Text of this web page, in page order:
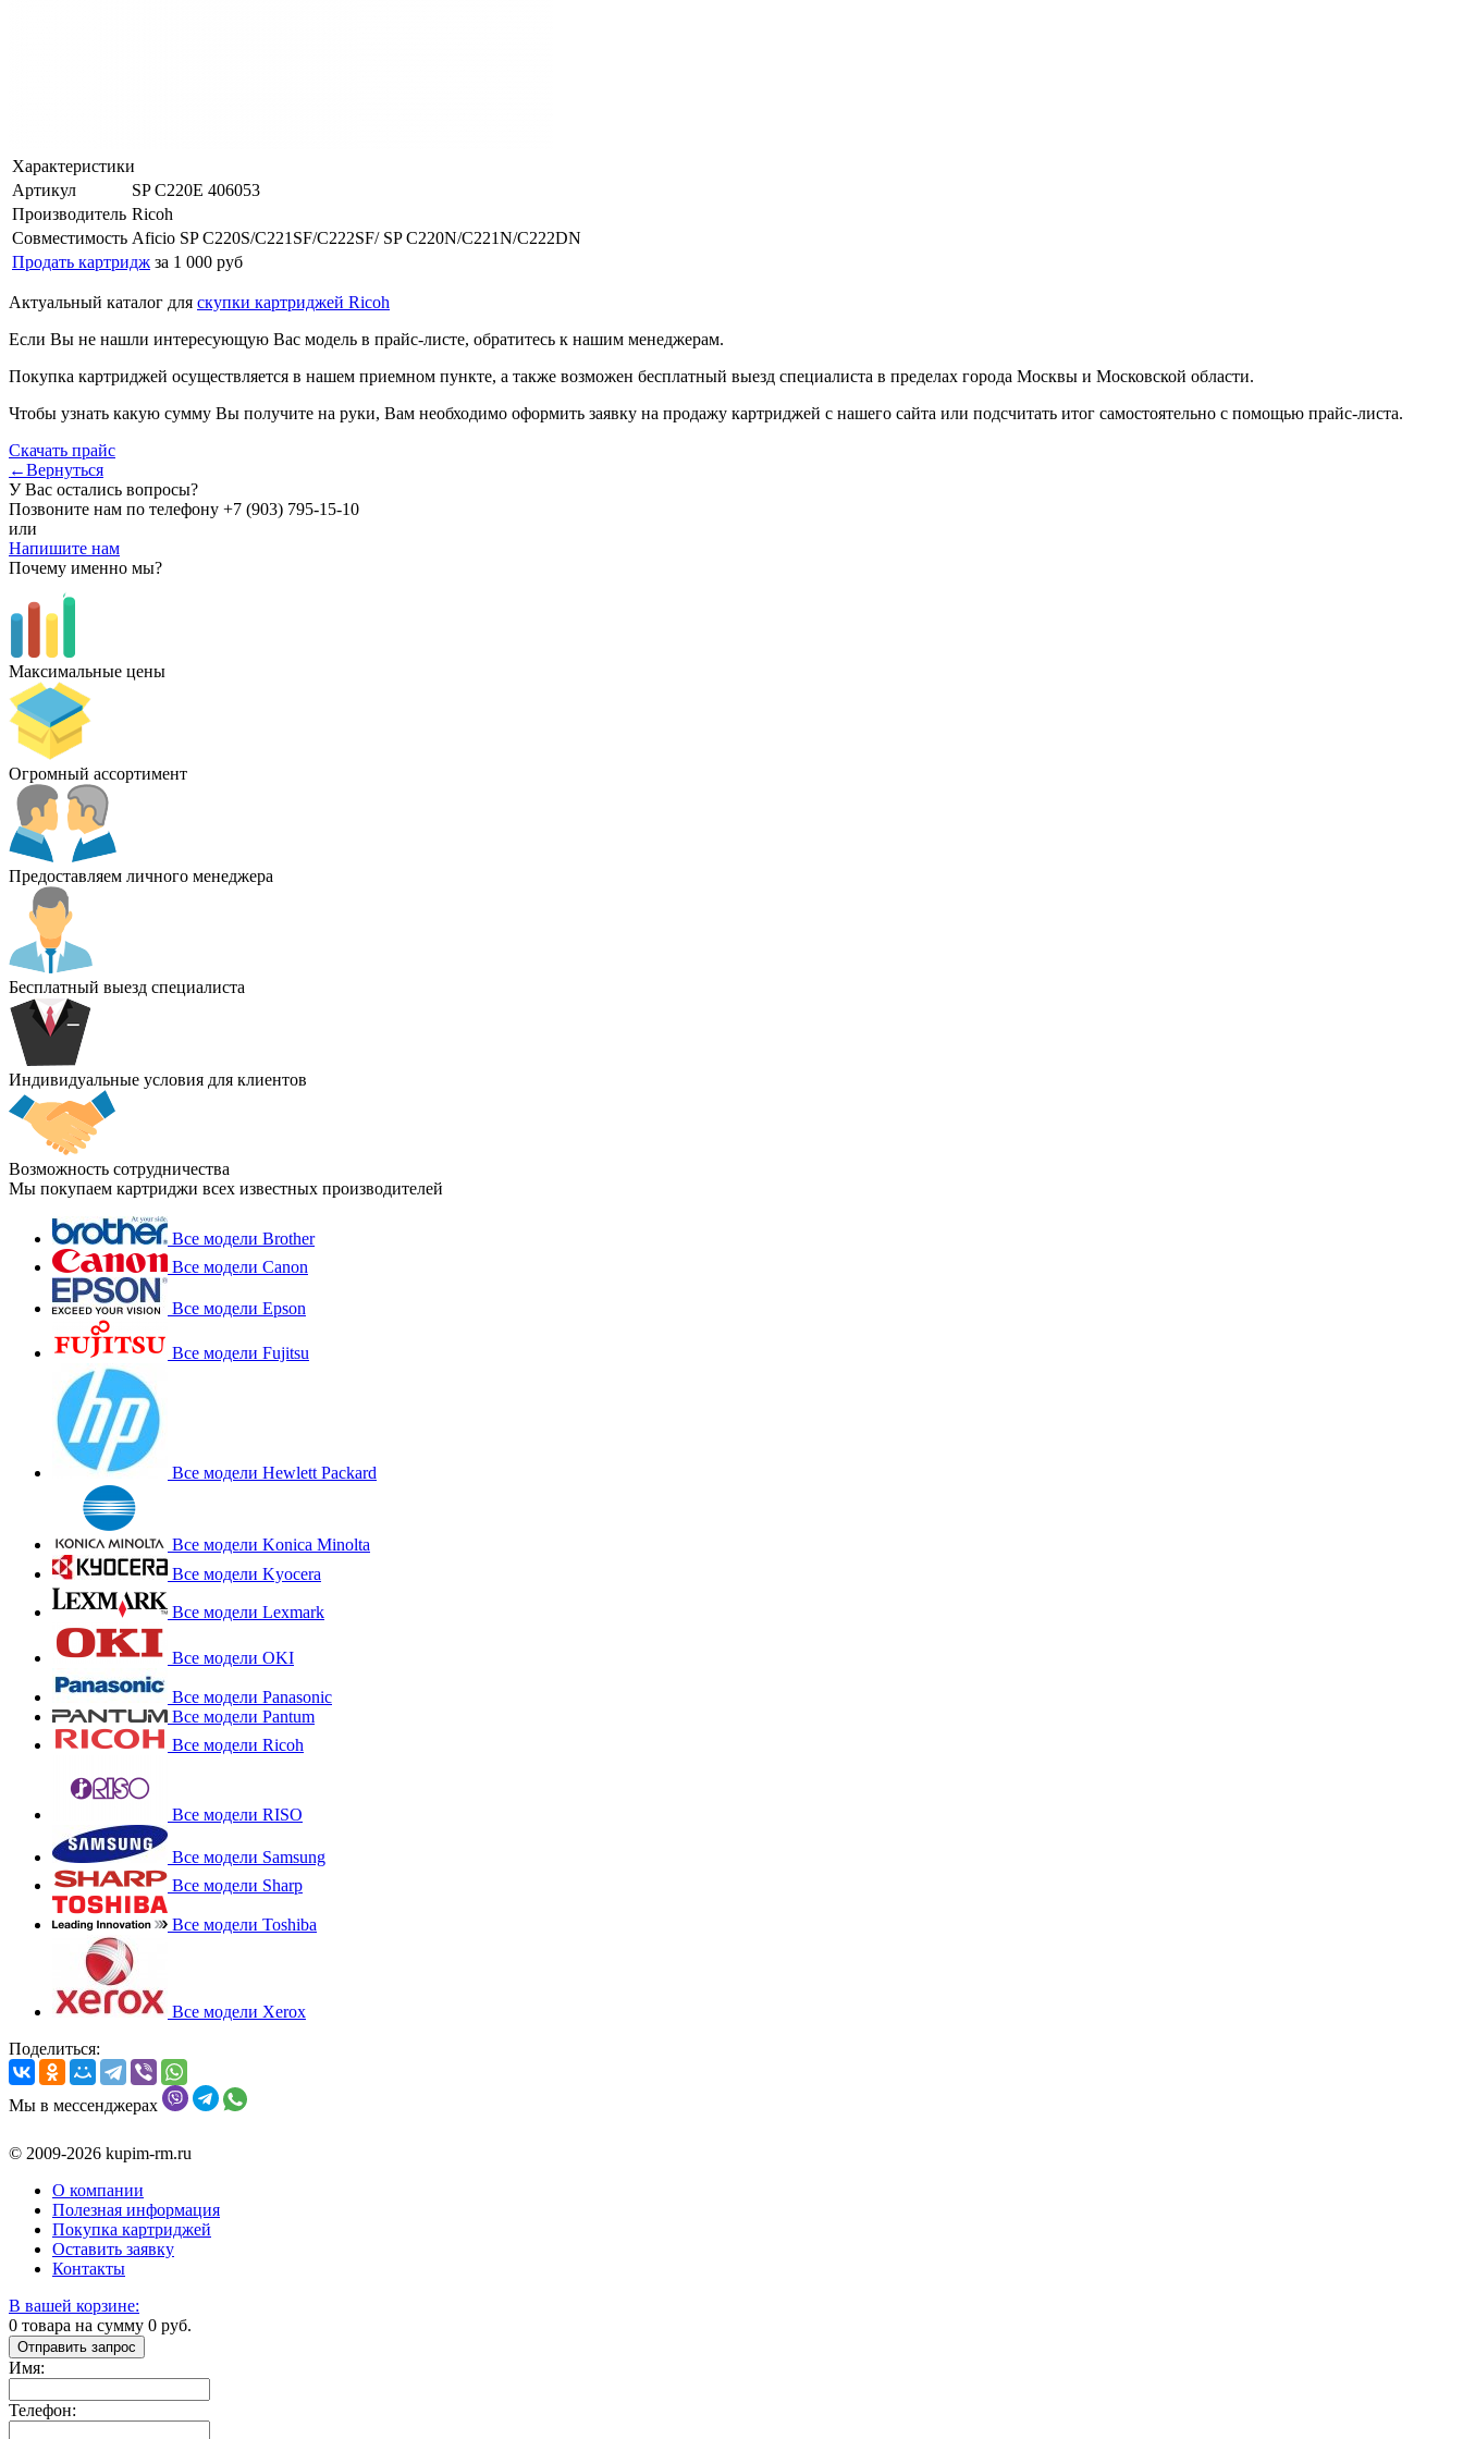
Характеристики
Артикул
SP C220E 406053
Производитель Ricoh
Совместимость Aficio SP C220S/C221SF/C222SF/ SP C220N/C221N/C222DN
Продать картридж за 1 000 руб
Актуальный каталог для скупки картриджей Ricoh
Если Вы не нашли интересующую Вас модель в прайс-листе, обратитесь к нашим менеджерам.
Покупка картриджей осуществляется в нашем приемном пункте, а также возможен бесплатный выезд специалиста в пределах города Москвы и Московской области.
Чтобы узнать какую сумму Вы получите на руки, Вам необходимо оформить заявку на продажу картриджей с нашего сайта или подсчитать итог самостоятельно с помощью прайс-листа.
Скачать прайс
←Вернуться
У Вас остались вопросы?
Позвоните нам по телефону +7 (903) 795-15-10
или
Напишите нам
Почему именно мы?
Максимальные цены
Огромный ассортимент
Предоставляем личного менеджера
Бесплатный выезд специалиста
Индивидуальные условия для клиентов
Возможность сотрудничества
Мы покупаем картриджи всех известных производителей
Все модели Brother
Все модели Canon
Все модели Epson
Все модели Fujitsu
Все модели Hewlett Packard
Все модели Konica Minolta
Все модели Kyocera
Все модели Lexmark
Все модели OKI
Все модели Panasonic
Все модели Pantum
Все модели Ricoh
Все модели RISO
Все модели Samsung
Все модели Sharp
Все модели Toshiba
Все модели Xerox
Поделиться:
Мы в мессенджерах
© 2009-2026 kupim-rm.ru
О компании
Полезная информация
Покупка картриджей
Оставить заявку
Контакты
В вашей корзине:
0 товара на сумму 0 руб.
Отправить запрос
Имя:
Телефон: